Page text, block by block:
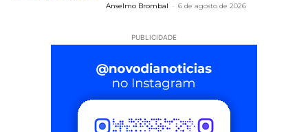
Anselmo Brombal - 6 de agosto de 2026
PUBLICIDADE